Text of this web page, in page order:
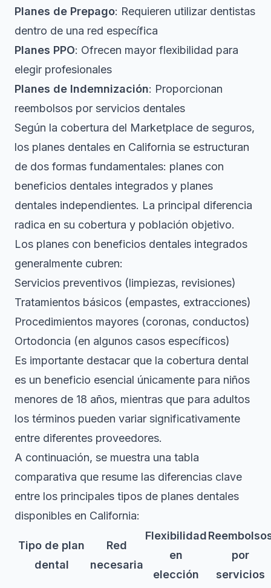
Planes de Prepago: Requieren utilizar dentistas
dentro de una red específica
Planes PPO: Ofrecen mayor flexibilidad para
elegir profesionales
Planes de Indemnización: Proporcionan
reembolsos por servicios dentales
Según la cobertura del Marketplace de seguros,
los planes dentales en California se estructuran
de dos formas fundamentales: planes con
beneficios dentales integrados y planes
dentales independientes. La principal diferencia
radica en su cobertura y población objetivo.
Los planes con beneficios dentales integrados
generalmente cubren:
Servicios preventivos (limpiezas, revisiones)
Tratamientos básicos (empastes, extracciones)
Procedimientos mayores (coronas, conductos)
Ortodoncia (en algunos casos específicos)
Es importante destacar que la cobertura dental
es un beneficio esencial únicamente para niños
menores de 18 años, mientras que para adultos
los términos pueden variar significativamente
entre diferentes proveedores.
A continuación, se muestra una tabla
comparativa que resume las diferencias clave
entre los principales tipos de planes dentales
disponibles en California:
Tipo de plan
dental
Red
necesaria
Flexibilidad
en
elección
por
servicios